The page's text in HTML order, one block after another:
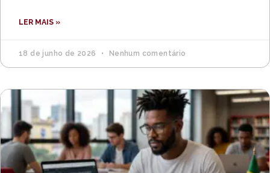
LER MAIS »
18 de junho de 2026 Nenhum comentário